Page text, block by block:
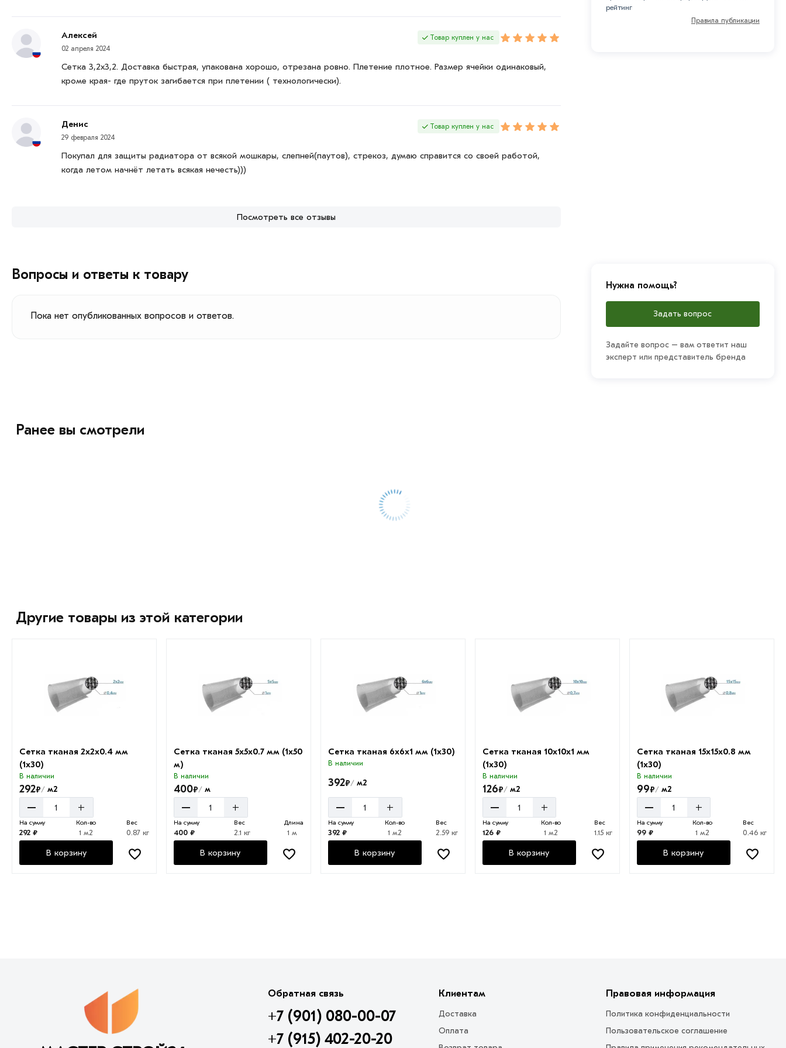
Алексей
02 апреля 2024
Товар куплен у нас
Сетка 3,2х3,2. Доставка быстрая, упакована хорошо, отрезана ровно. Плетение плотное. Размер ячейки одинаковый,
кроме края- где пруток загибается при плетении ( технологически).
Денис
29 февраля 2024
Товар куплен у нас
Покупал для защиты радиатора от всякой мошкары, слепней(паутов), стрекоз, думаю справится со своей работой,
когда летом начнëт летать всякая нечесть)))
Посмотреть все отзывы
рейтинг
Правила публикации
Вопросы и ответы к товару
Пока нет опубликованных вопросов и ответов.
Нужна помощь?
Задать вопрос
Задайте вопрос – вам ответит наш
эксперт или представитель бренда
Ранее вы смотрели
Другие товары из этой категории
Сетка тканая 2х2х0.4 мм
(1х30)
В наличии
292₽/ м2
– +
На сумму
292 ₽
Кол-во
1 м2
Вес
0.87 кг
В корзину
Сетка тканая 5х5х0.7 мм (1х50
м)
В наличии
400₽/ м
– +
На сумму
400 ₽
Вес
2.1 кг
Длина
1 м
В корзину
Сетка тканая 6х6х1 мм (1х30)
В наличии
392₽/ м2
– +
На сумму
392 ₽
Кол-во
1 м2
Вес
2.59 кг
В корзину
Сетка тканая 10х10х1 мм
(1х30)
В наличии
126₽/м2
– +
На сумму
126 ₽
Кол-во
1 м2
Вес
1.15 кг
В корзину
Сетка тканая 15х15х0.8 мм
(1х30)
В наличии
99₽/м2
– +
На сумму
99 ₽
Кол-во
1 м2
Вес
0.46 кг
В корзину
Обратная связь
+7 (901) 080-00-07
+7 (915) 402-20-20
Клиентам
Доставка
Оплата
Правовая информация
Политика конфиденциальности
Пользовательское соглашение